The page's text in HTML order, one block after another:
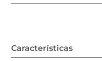
Características